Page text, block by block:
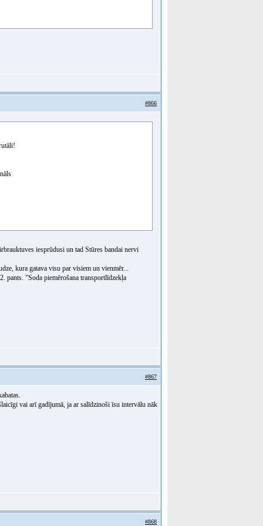
#866
iesprūdusi un tad Stūres bandai nervi
kura gatava visu par visiem un vienmēr...
pants. "Soda piemērošana transportlīdzekļa
#867
vai arī gadījumā, ja ar salīdzinoši īsu intervālu nāk
#868